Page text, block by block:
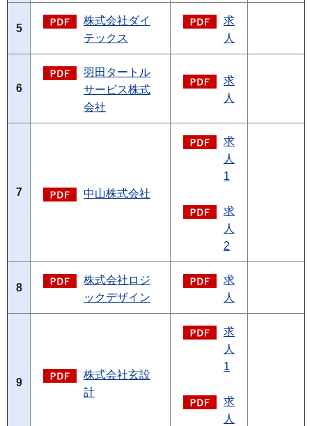
5
株式会社ダイ
テックス
求
人
6
羽田タートル
サービス株式
会社
求
人
7 中山株式会社
求
人
1
求
人
2
8
株式会社ロジ
ックデザイン
求
人
9
株式会社玄設
計
求
人
1
求
人